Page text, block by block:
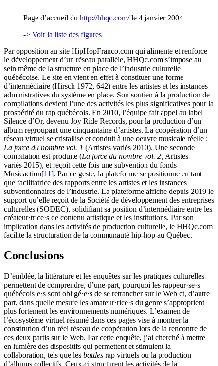
Page d’accueil du http://hhqc.com/le 4 janvier 2004
-> Voir la liste des figures
Par opposition au site HipHopFranco.com qui alimente et renforce
le développement d’un réseau parallèle, HHQc.com s’impose au
sein même de la structure en place de l’industrie culturelle
québécoise. Le site en vient en effet à constituer une forme
d’intermédiaire (Hirsch 1972, 642) entre les artistes et les instances
administratives du système en place. Son soutien à la production de
compilations devient l’une des activités les plus significatives pour la
prospérité du rap québécois. En 2010, l’équipe fait appel au label
Silence d’Or, devenu Joy Ride Records, pour la production d’un
album regroupant une cinquantaine d’artistes. La coopération d’un
réseau virtuel se cristallise et conduit à une oeuvre musicale réelle :
La force du nombre vol. 1 (Artistes variés 2010). Une seconde
compilation est produite (La force du nombre vol. 2, Artistes
variés 2015), et reçoit cette fois une subvention du fonds
Musicaction[11]. Par ce geste, la plateforme se positionne en tant
que facilitatrice des rapports entre les artistes et les instances
subventionnaires de l’industrie. La plateforme affiche depuis 2019 le
support qu’elle reçoit de la Société de développement des entreprises
culturelles (SODEC), solidifiant sa position d’intermédiaire entre les
créateur·trice·s de contenu artistique et les institutions. Par son
implication dans les activités de production culturelle, le HHQc.com
facilite la structuration de la communauté hip-hop au Québec.
Conclusions
D’emblée, la littérature et les enquêtes sur les pratiques culturelles
permettent de comprendre, d’une part, pourquoi les rappeur·se·s
québécois·e·s sont obligé·e·s de se retrancher sur le Web et, d’autre
part, dans quelle mesure les amateur·rice·s du genre s’approprient
plus fortement les environnements numériques. L’examen de
l’écosystème virtuel résumé dans ces pages vise à montrer la
constitution d’un réel réseau de coopération lors de la rencontre de
ces deux partis sur le Web. Par cette enquête, j’ai cherché à mettre
en lumière des dispositifs qui permettent et stimulent la
collaboration, tels que les battles rap virtuels ou la production
d’albums collectifs. Ceux-ci structurent les activités de la